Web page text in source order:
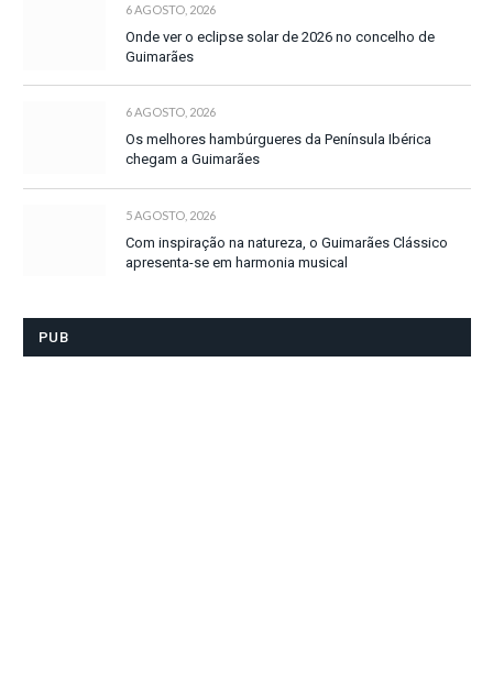
6 AGOSTO, 2026
Onde ver o eclipse solar de 2026 no concelho de
Guimarães
6 AGOSTO, 2026
Os melhores hambúrgueres da Península Ibérica
chegam a Guimarães
5 AGOSTO, 2026
Com inspiração na natureza, o Guimarães Clássico
apresenta-se em harmonia musical
PUB